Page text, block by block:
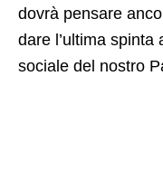
dovrà pensare
dare l’ultima
sociale del nostro